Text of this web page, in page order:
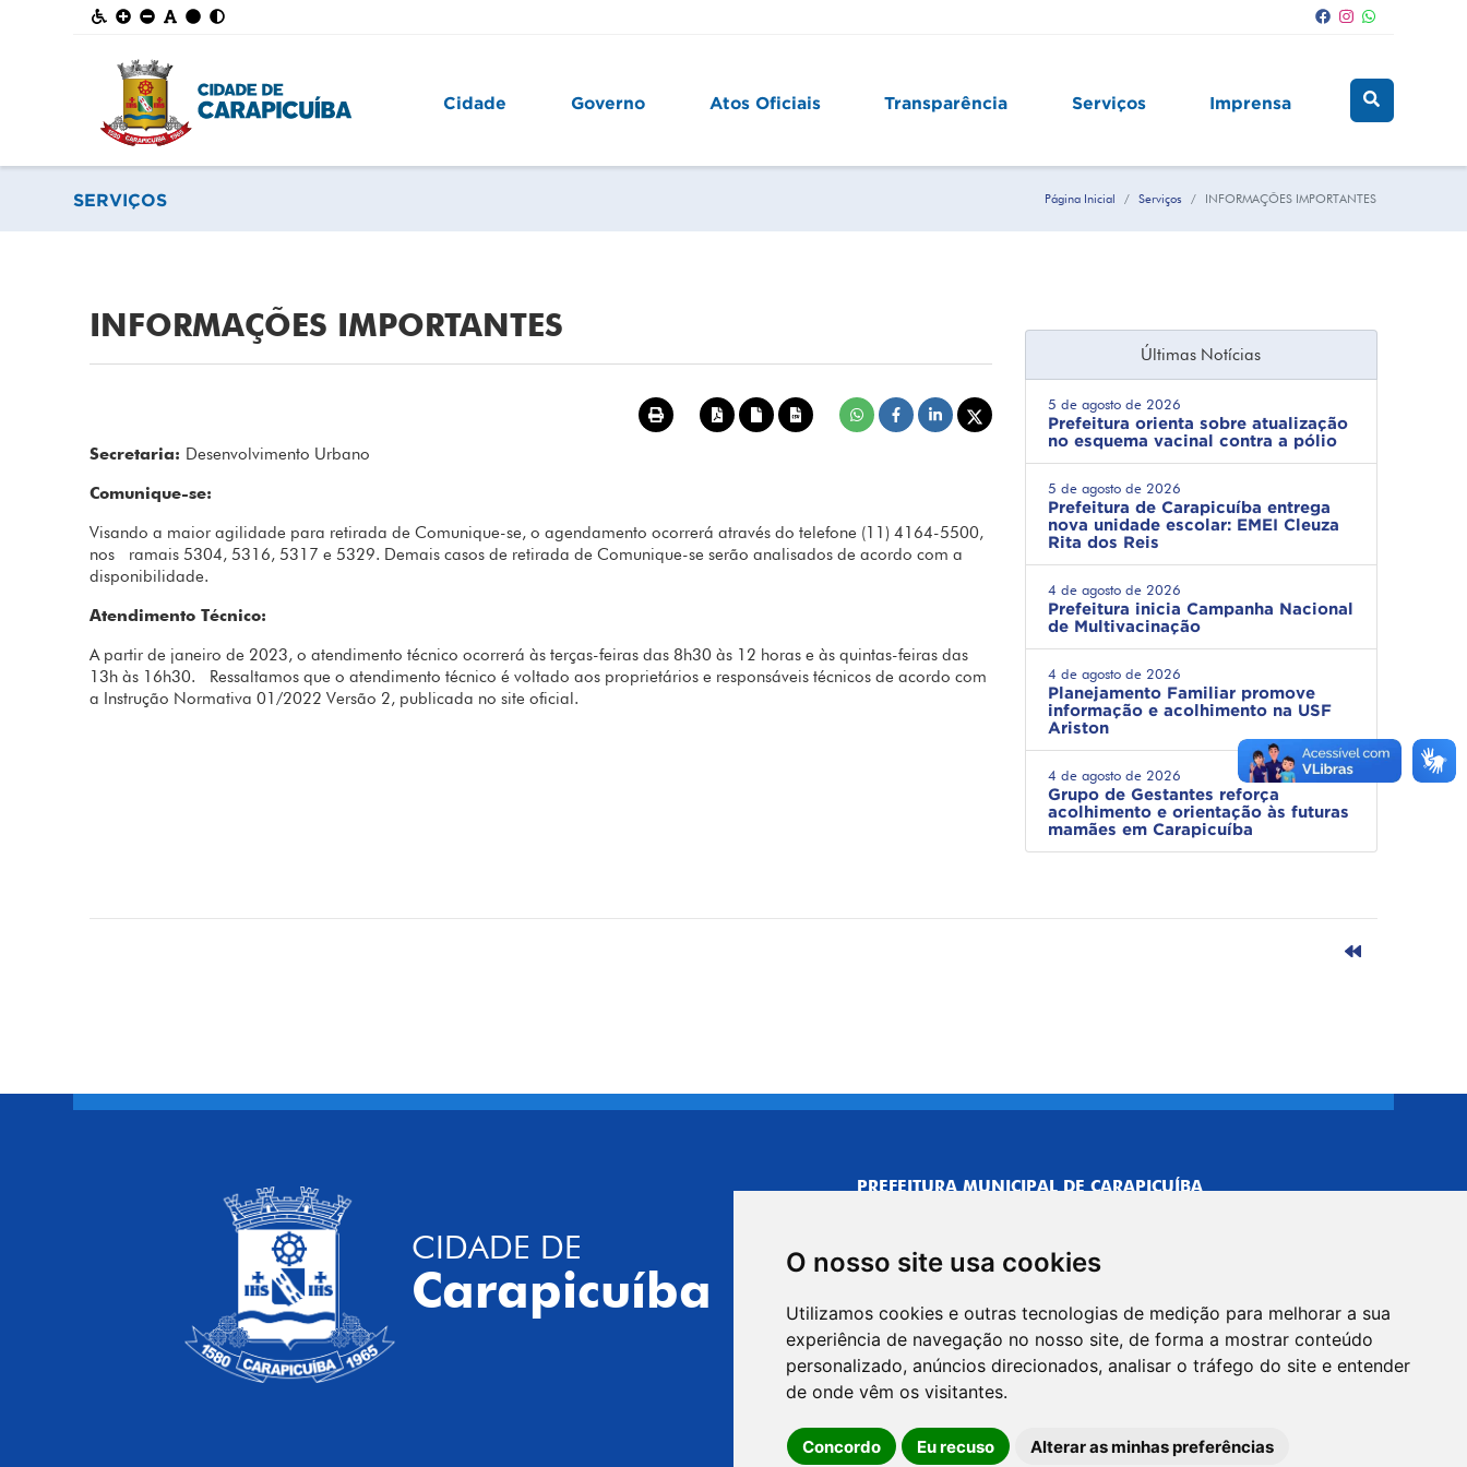
O nosso site usa cookies
Utilizamos cookies e outras tecnologias de medição para melhorar a sua
experiência de navegação no nosso site, de forma a mostrar conteúdo
personalizado, anúncios direcionados, analisar o tráfego do site e entender
de onde vêm os visitantes.
Concordo Eu recuso Alterar as minhas preferências
Cidade Governo Atos Oficiais Transparência Serviços Imprensa
SERVIÇOS Página Inicial Serviços INFORMAÇÕES IMPORTANTES
INFORMAÇÕES IMPORTANTES
Secretaria: Desenvolvimento Urbano
Comunique-se:
Visando a maior agilidade para retirada de Comunique-se, o agendamento ocorrerá através do telefone (11) 4164-5500,
nos ramais 5304, 5316, 5317 e 5329. Demais casos de retirada de Comunique-se serão analisados de acordo com a
disponibilidade.
Atendimento Técnico:
A partir de janeiro de 2023, o atendimento técnico ocorrerá às terças-feiras das 8h30 às 12 horas e às quintas-feiras das
13h às 16h30. Ressaltamos que o atendimento técnico é voltado aos proprietários e responsáveis técnicos de acordo com
a Instrução Normativa 01/2022 Versão 2, publicada no site oficial.
Últimas Notícias
5 de agosto de 2026
Prefeitura orienta sobre atualização
no esquema vacinal contra a pólio
5 de agosto de 2026
Prefeitura de Carapicuíba entrega
nova unidade escolar: EMEI Cleuza
Rita dos Reis
4 de agosto de 2026
Prefeitura inicia Campanha Nacional
de Multivacinação
4 de agosto de 2026
Planejamento Familiar promove
informação e acolhimento na USF
Ariston
4 de agosto de 2026
Grupo de Gestantes reforça
acolhimento e orientação às futuras
mamães em Carapicuíba
CIDADE DE
Carapicuíba
PREFEITURA MUNICIPAL DE CARAPICUÍBA
CENTRO ADMINISTRATIVO
R. Joaquim das Neves, 211 - Vila Caldas, Carapicuíba/SP
Telefone: 4164-5500
GABINETE DO PREFEITO
R. Joaquim das Neves, 205 - Vila Caldas, Carapicuíba/SP
CEP: 06310-030, Brasil